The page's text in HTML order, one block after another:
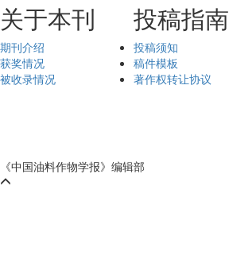
关于本刊
期刊介绍
获奖情况
被收录情况
投稿指南
投稿须知
稿件模板
著作权转让协议
《中国油料作物学报》编辑部